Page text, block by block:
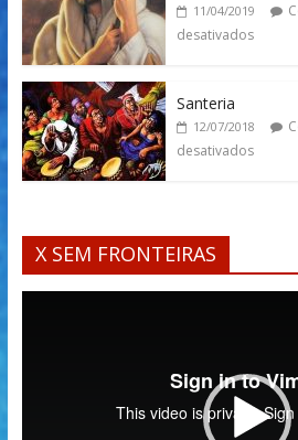
11/04/2019
desativados
Santeria
12/07/2018
desativados
X SEM FRONTEIRAS